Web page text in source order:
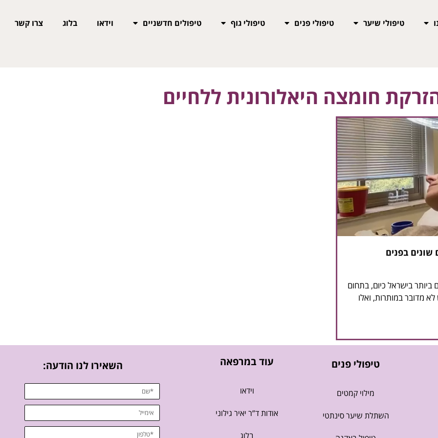
טיפולי שיער טיפולי פנים טיפולי גוף טיפולים חדשניים וידאו בלוג צרו קשר
חומצה היאלורונית ללחיים
שונים בפנים
ביותר בישראל כיום, בתחום
מדובר במותרות, ואלו
טיפולי פנים
מילוי קמטים
השתלת שיער סינתטי
עוד במרפאה
וידאו
אודות ד”ר יאיר גילוני
בלוג
השאירו לנו הודעה: